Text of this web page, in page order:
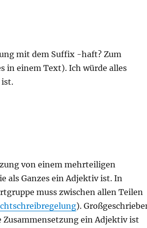
mit dem Suffix -haft? Zum
in einem Text). Ich würde alles
ist.
von einem mehrteiligen
als Ganzes ein Adjektiv ist. In
muss zwischen allen Teilen
).
ein Adjektiv ist